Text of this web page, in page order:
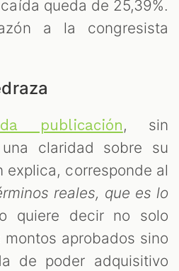
queda de 25,39%.
a la congresista
publicación, sin
claridad sobre su
explica, corresponde al
reales, que es lo
quiere decir no solo
aprobados sino
de poder adquisitivo